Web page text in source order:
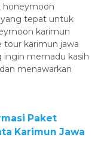
honeymoon
yang tepat untuk
karimun
tour karimun jawa
ingin memadu kasih
menawarkan
Paket
Karimun Jawa